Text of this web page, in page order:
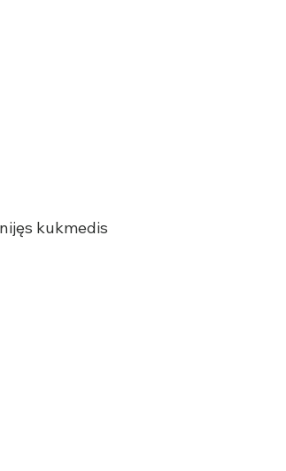
kukmedis